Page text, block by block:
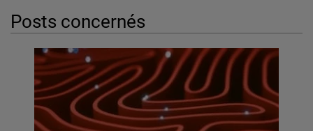
Posts concernés